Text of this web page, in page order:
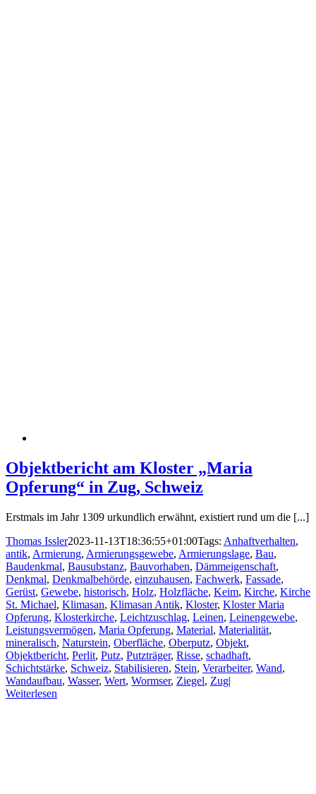
Objektbericht am Kloster „Maria
Opferung“ in Zug, Schweiz
Erstmals im Jahr 1309 urkundlich erwähnt, existiert rund um die [...]
Thomas Issler2023-11-13T18:36:55+01:00Tags: Anhaftverhalten,
antik, Armierung, Armierungsgewebe, Armierungslage, Bau,
Baudenkmal, Bausubstanz, Bauvorhaben, Dämmeigenschaft,
Denkmal, Denkmalbehörde, einzuhausen, Fachwerk, Fassade,
Gerüst, Gewebe, historisch, Holz, Holzfläche, Keim, Kirche, Kirche
St. Michael, Klimasan, Klimasan Antik, Kloster, Kloster Maria
Opferung, Klosterkirche, Leichtzuschlag, Leinen, Leinengewebe,
Leistungsvermögen, Maria Opferung, Material, Materialität,
mineralisch, Naturstein, Oberfläche, Oberputz, Objekt,
Objektbericht, Perlit, Putz, Putzträger, Risse, schadhaft,
Schichtstärke, Schweiz, Stabilisieren, Stein, Verarbeiter, Wand,
Wandaufbau, Wasser, Wert, Wormser, Ziegel, Zug|
Weiterlesen